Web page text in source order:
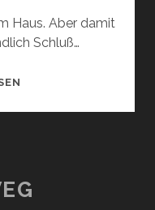
Haus. Aber damit
Schluß…